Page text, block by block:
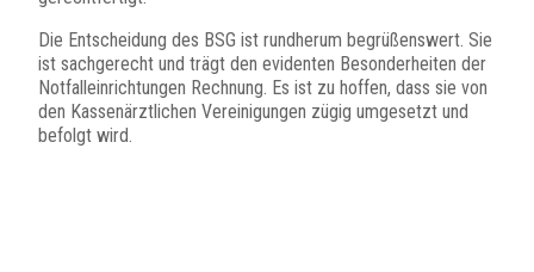
Die Entscheidung des BSG ist rundherum begrüßenswert. Sie
ist sachgerecht und trägt den evidenten Besonderheiten der
Notfalleinrichtungen Rechnung. Es ist zu hoffen, dass sie von
den Kassenärztlichen Vereinigungen zügig umgesetzt und
befolgt wird.